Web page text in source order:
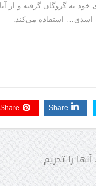
خود به گروگان گرفته و از
اسدی… استفاده می‌کند.
Share
Share
را تحریم